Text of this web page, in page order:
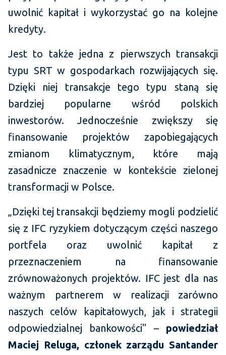
uwolnić kapitał i wykorzystać go na kolejne
kredyty.
Jest to także jedna z pierwszych transakcji
typu SRT w gospodarkach rozwijających się.
Dzięki niej transakcje tego typu staną się
bardziej popularne wśród polskich
inwestorów. Jednocześnie zwiększy się
finansowanie projektów zapobiegających
zmianom klimatycznym, które mają
zasadnicze znaczenie w kontekście zielonej
transformacji w Polsce.
„Dzięki tej transakcji będziemy mogli podzielić
się z IFC ryzykiem dotyczącym części naszego
portfela oraz uwolnić kapitał z
przeznaczeniem na finansowanie
zrównoważonych projektów. IFC jest dla nas
ważnym partnerem w realizacji zarówno
naszych celów kapitałowych, jak i strategii
odpowiedzialnej bankowości" – powiedział
Maciej Reluga, członek zarządu Santander